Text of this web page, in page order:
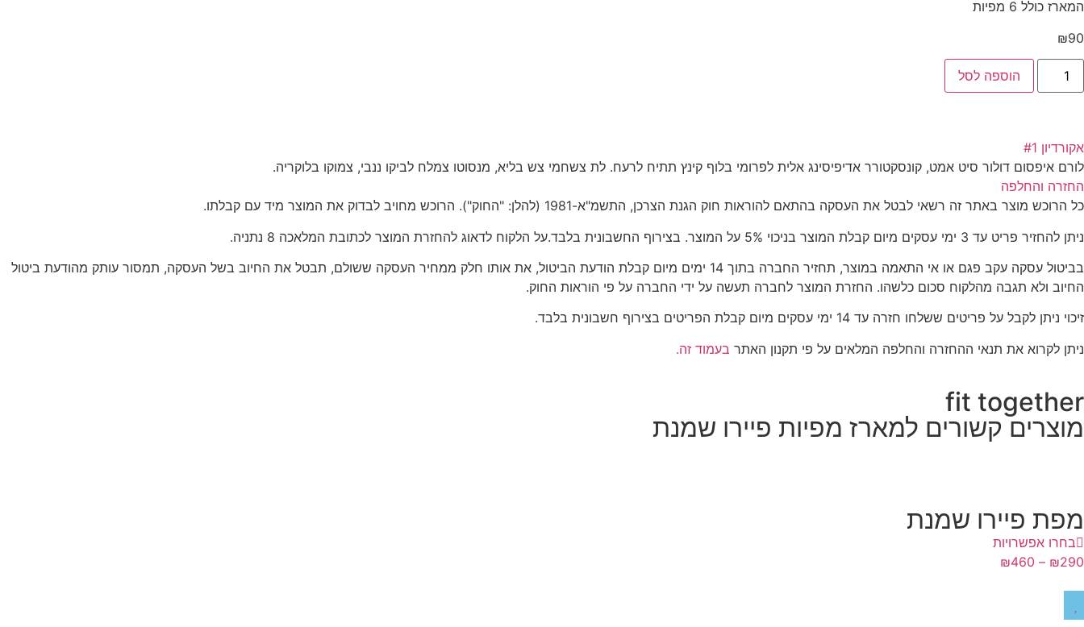
המארז כולל 6 מפיות
₪90
הוספה לסל
אקורדיון #1
לורם איפסום דולור סיט אמט, קונסקטורר אדיפיסינג אלית לפרומי בלוף קינץ תתיח לרעח. לת צשחמי צש בליא, מנסוטו צמלח לביקו ננבי, צמוקו בלוקריה.
החזרה והחלפה
כל הרוכש מוצר באתר זה רשאי לבטל את העסקה בהתאם להוראות חוק הגנת הצרכן, התשמ"א-1981 (להלן: "החוק"). הרוכש מחויב לבדוק את המוצר מיד עם קבלתו.
ניתן להחזיר פריט עד 3 ימי עסקים מיום קבלת המוצר בניכוי 5% על המוצר. בצירוף החשבונית בלבד.על הלקוח לדאוג להחזרת המוצר לכתובת המלאכה 8 נתניה.
בביטול עסקה עקב פגם או אי התאמה במוצר, תחזיר החברה בתוך 14 ימים מיום קבלת הודעת הביטול, את אותו חלק ממחיר העסקה ששולם, תבטל את החיוב בשל העסקה, תמסור עותק מהודעת ביטול
החיוב ולא תגבה מהלקוח סכום כלשהו. החזרת המוצר לחברה תעשה על ידי החברה על פי הוראות החוק.
זיכוי ניתן לקבל על פריטים ששלחו חזרה עד 14 ימי עסקים מיום קבלת הפריטים בצירוף חשבונית בלבד.
ניתן לקרוא את תנאי ההחזרה והחלפה המלאים על פי תקנון האתר בעמוד זה.
fit together
מוצרים קשורים למארז מפיות פיירו שמנת
מפת פיירו שמנת
בחרו אפשרויות
₪290
–
₪460